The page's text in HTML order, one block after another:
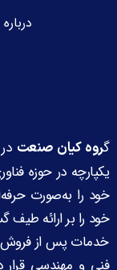
گروه کیان صنعت
یکپارچه در حوزه
خود را به‌صورت
خود را بر ارائه
خدمات پس از
فنی و مهندسی قرار